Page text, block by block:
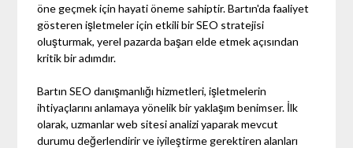
öne geçmek için hayati öneme sahiptir. Bartın'da faaliyet
gösteren işletmeler için etkili bir SEO stratejisi
oluşturmak, yerel pazarda başarı elde etmek açısından
kritik bir adımdır.
Bartın SEO danışmanlığı hizmetleri, işletmelerin
ihtiyaçlarını anlamaya yönelik bir yaklaşım benimser. İlk
olarak, uzmanlar web sitesi analizi yaparak mevcut
durumu değerlendirir ve iyileştirme gerektiren alanları